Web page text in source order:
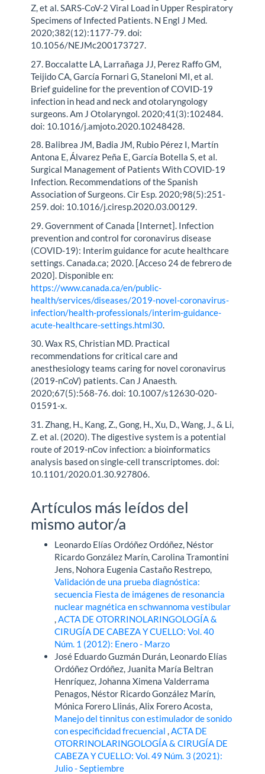
Z, et al. SARS-CoV-2 Viral Load in Upper Respiratory
Specimens of Infected Patients. N Engl J Med.
2020;382(12):1177-79. doi:
10.1056/NEJMc200173727.
27. Boccalatte LA, Larrañaga JJ, Perez Raffo GM,
Teijido CA, García Fornari G, Staneloni MI, et al.
Brief guideline for the prevention of COVID-19
infection in head and neck and otolaryngology
surgeons. Am J Otolaryngol. 2020;41(3):102484.
doi: 10.1016/j.amjoto.2020.10248428.
28. Balibrea JM, Badia JM, Rubio Pérez I, Martín
Antona E, Álvarez Peña E, García Botella S, et al.
Surgical Management of Patients With COVID-19
Infection. Recommendations of the Spanish
Association of Surgeons. Cir Esp. 2020;98(5):251-
259. doi: 10.1016/j.ciresp.2020.03.00129.
29. Government of Canada [Internet]. Infection
prevention and control for coronavirus disease
(COVID-19): Interim guidance for acute healthcare
settings. Canada.ca; 2020. [Acceso 24 de febrero de
2020]. Disponible en:
https://www.canada.ca/en/public-
health/services/diseases/2019-novel-coronavirus-
infection/health-professionals/interim-guidance-
acute-healthcare-settings.html30.
30. Wax RS, Christian MD. Practical
recommendations for critical care and
anesthesiology teams caring for novel coronavirus
(2019-nCoV) patients. Can J Anaesth.
2020;67(5):568-76. doi: 10.1007/s12630-020-
01591-x.
31. Zhang, H., Kang, Z., Gong, H., Xu, D., Wang, J., & Li,
Z. et al. (2020). The digestive system is a potential
route of 2019-nCov infection: a bioinformatics
analysis based on single-cell transcriptomes. doi:
10.1101/2020.01.30.927806.
Artículos más leídos del
mismo autor/a
Leonardo Elías Ordóñez Ordóñez, Néstor
Ricardo González Marín, Carolina Tramontini
Jens, Nohora Eugenia Castaño Restrepo,
Validación de una prueba diagnóstica:
secuencia Fiesta de imágenes de resonancia
nuclear magnética en schwannoma vestibular
,ACTA DE OTORRINOLARINGOLOGÍA &
CIRUGÍA DE CABEZA Y CUELLO: Vol. 40
Núm. 1 (2012): Enero - Marzo
José Eduardo Guzmán Durán, Leonardo Elías
Ordóñez Ordóñez, Juanita María Beltran
Henríquez, Johanna Ximena Valderrama
Penagos, Néstor Ricardo González Marín,
Mónica Forero Llinás, Alix Forero Acosta,
Manejo del tinnitus con estimulador de sonido
con especificidad frecuencial,ACTA DE
OTORRINOLARINGOLOGÍA & CIRUGÍA DE
CABEZA Y CUELLO: Vol. 49 Núm. 3 (2021):
Julio - Septiembre